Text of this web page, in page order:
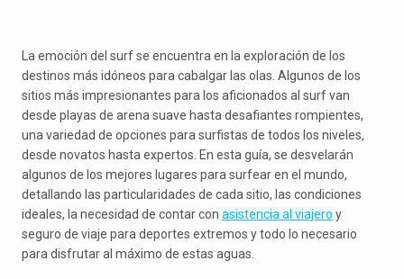
La emoción del surf se encuentra en la exploración de los
destinos más idóneos para cabalgar las olas. Algunos de los
sitios más impresionantes para los aficionados al surf van
desde playas de arena suave hasta desafiantes rompientes,
una variedad de opciones para surfistas de todos los niveles,
desde novatos hasta expertos. En esta guía, se desvelarán
algunos de los mejores lugares para surfear en el mundo,
detallando las particularidades de cada sitio, las condiciones
ideales, la necesidad de contar con asistencia al viajero y
seguro de viaje para deportes extremos y todo lo necesario
para disfrutar al máximo de estas aguas.